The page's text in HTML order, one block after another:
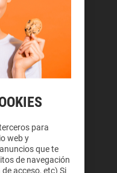
para
web y
que te
de navegación